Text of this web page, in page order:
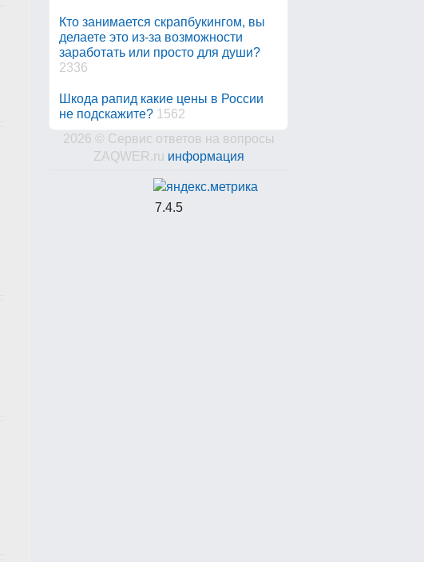
Кто занимается скрапбукингом, вы
делаете это из-за возможности
заработать или просто для души?
2336
Шкода рапид какие цены в России
не подскажите? 1562
2026 © Сервис ответов на вопросы
ZAQWER.ru информация
7.4.5